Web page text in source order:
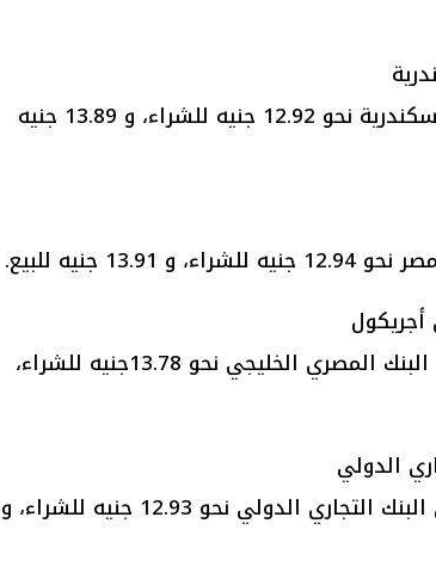
بلغ سعر الريال القطري في بنك الإسكندرية نحو 12.92 جنيه للشراء، و 13.89 جنيه
جنيه للبيع.
بينما وصل سعر الريال القطري في البنك المصري الخليجي نحو 13.78جنيه للشراء،
الدولي
بينما سجل سعر الريال القطري في البنك التجاري الدولي نحو 12.93 جنيه للشراء، و